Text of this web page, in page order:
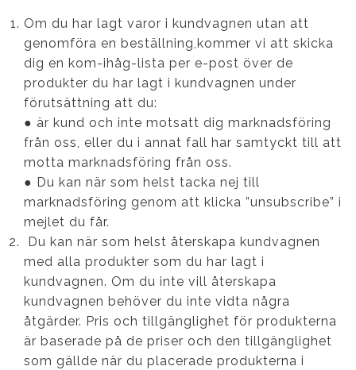
Om du har lagt varor i kundvagnen utan att
genomföra en beställning,kommer vi att skicka
dig en kom-ihåg-lista per e-post över de
produkter du har lagt i kundvagnen under
förutsättning att du:
● är kund och inte motsatt dig marknadsföring
från oss, eller du i annat fall har samtyckt till att
motta marknadsföring från oss.
● Du kan när som helst tacka nej till
marknadsföring genom att klicka ”unsubscribe” i
mejlet du får.
Du kan när som helst återskapa kundvagnen
med alla produkter som du har lagt i
kundvagnen. Om du inte vill återskapa
kundvagnen behöver du inte vidta några
åtgärder. Pris och tillgänglighet för produkterna
är baserade på de priser och den tillgänglighet
som gällde när du placerade produkterna i